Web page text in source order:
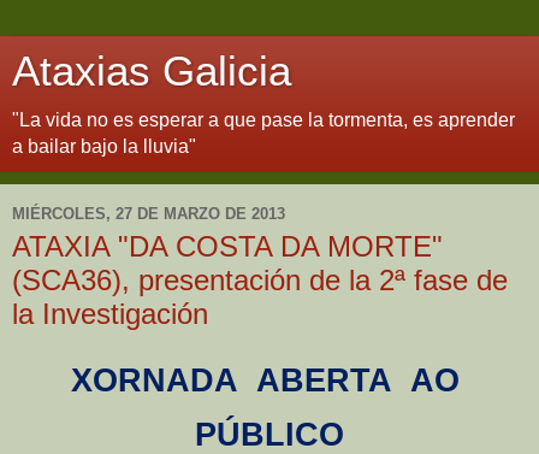
Ataxias Galicia
"La vida no es esperar a que pase la tormenta, es aprender
a bailar bajo la lluvia"
MIÉRCOLES, 27 DE MARZO DE 2013
ATAXIA "DA COSTA DA MORTE"
(SCA36), presentación de la 2ª fase de
la Investigación
XORNADA ABERTA AO
PÚBLICO